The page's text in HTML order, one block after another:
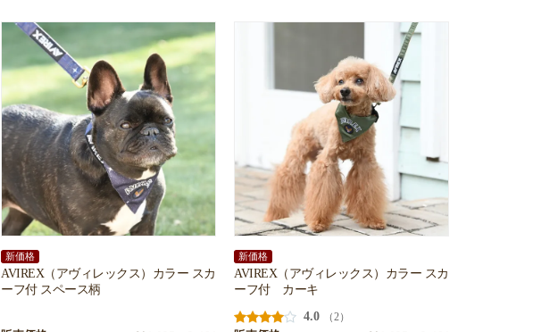
新価格
AVIREX（アヴィレックス）カラー スカ
ーフ付 スペース柄
新価格
AVIREX（アヴィレックス）カラー スカ
ーフ付 カーキ
4.0
（2）